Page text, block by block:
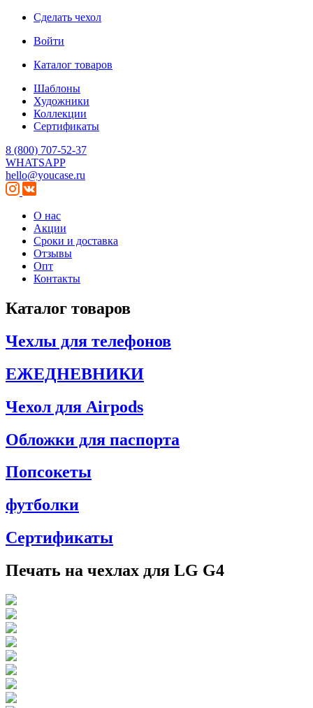
Сделать чехол
Войти
Каталог товаров
Шаблоны
Художники
Коллекции
Сертификаты
8 (800) 707-52-37
WHATSAPP
hello@youcase.ru
О нас
Акции
Сроки и доставка
Отзывы
Опт
Контакты
Каталог товаров
Чехлы для телефонов
ЕЖЕДНЕВНИКИ
Чехол для Airpods
Обложки для паспорта
Попсокеты
футболки
Сертификаты
Печать на чехлах для LG G4